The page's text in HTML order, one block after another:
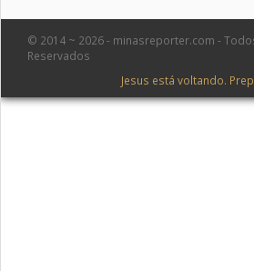
© 2014 ~ 2026 - minasreporter.com -
Reservados
Jesus está voltando.